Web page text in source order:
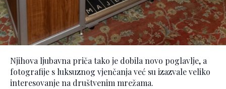
Njihova ljubavna priča tako je dobila novo poglavlje, a
fotografije s luksuznog vjenčanja već su izazvale veliko
interesovanje na društvenim mrežama.